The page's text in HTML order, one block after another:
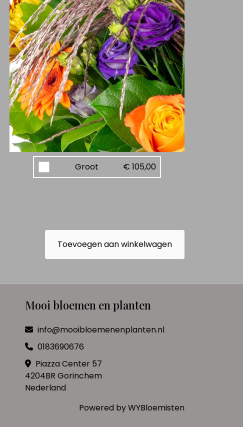
Groot € 105,00
Toevoegen aan winkelwagen
Mooi bloemen en planten
info@mooibloemenenplanten.nl
0183690676
Piazza Center 57
4204BR Gorinchem
Nederland
Powered byWYBloemisten